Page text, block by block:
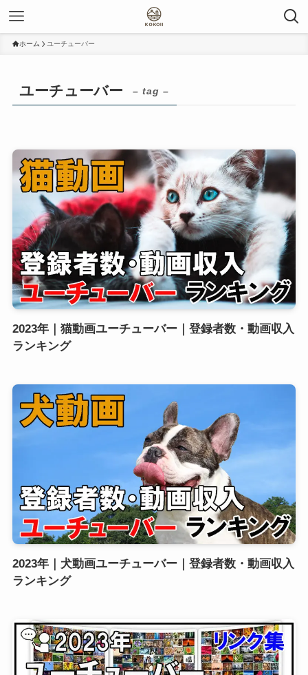
ホーム ユーチューバー
ユーチューバー – tag –
2023年｜猫動画ユーチューバー｜登録者数・動画収入
ランキング
2023年｜犬動画ユーチューバー｜登録者数・動画収入
ランキング